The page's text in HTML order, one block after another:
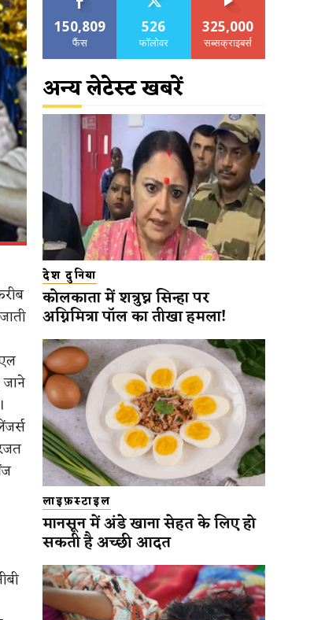
150,809
फैंस
526
फॉलोवर
325,000
सब्सक्राइबर्स
अन्य लेटेस्ट खबरें
देश दुनिया
कोलकाता में शत्रुघ्न सिन्हा पर
अग्निमित्रा पॉल का तीखा हमला!
लाइफ़स्टाइल
मानसून में अंडे खाना सेहत के लिए हो
सकती है अच्छी आदत